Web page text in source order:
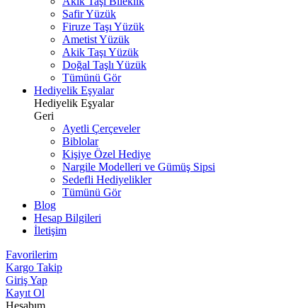
Safir Yüzük
Firuze Taşı Yüzük
Ametist Yüzük
Akik Taşı Yüzük
Doğal Taşlı Yüzük
Tümünü Gör
Hediyelik Eşyalar
Hediyelik Eşyalar
Geri
Ayetli Çerçeveler
Biblolar
Kişiye Özel Hediye
Nargile Modelleri ve Gümüş Sipsi
Sedefli Hediyelikler
Tümünü Gör
Blog
Hesap Bilgileri
İletişim
Favorilerim
Kargo Takip
Giriş Yap
Kayıt Ol
Hesabım